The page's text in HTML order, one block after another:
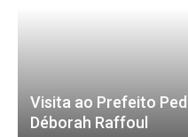
Visita ao Prefeito
Déborah Raffoul